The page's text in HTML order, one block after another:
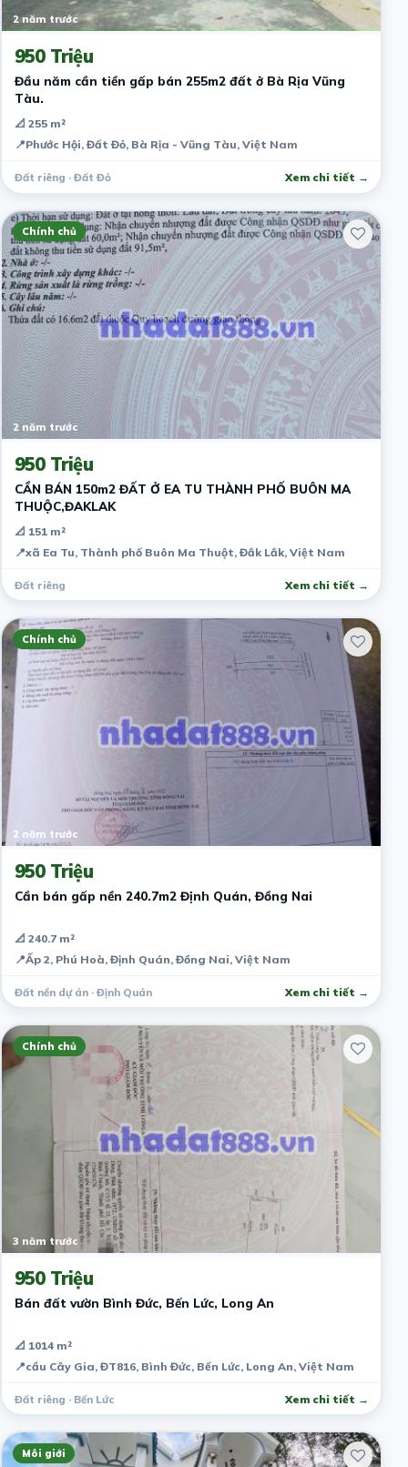
2 năm trước
950 Triệu
Đầu năm cần tiền gấp bán 255m2 đất ở Bà Rịa Vũng
Tàu.
📐 255 m²
📍Phước Hội, Đất Đỏ, Bà Rịa - Vũng Tàu, Việt Nam
Đất riêng · Đất Đỏ Xem chi tiết →
Chính chủ
2 năm trước
950 Triệu
CẦN BÁN 150m2 ĐẤT Ở EA TU THÀNH PHỐ BUÔN MA
THUỘC,ĐAKLAK
📐 151 m²
📍xã Ea Tu, Thành phố Buôn Ma Thuột, Đắk Lắk, Việt Nam
Đất riêng Xem chi tiết →
Chính chủ
2 năm trước
950 Triệu
Cần bán gấp nền 240.7m2 Định Quán, Đồng Nai
📐 240.7 m²
📍Ấp 2, Phú Hoà, Định Quán, Đồng Nai, Việt Nam
Đất nền dự án · Định Quán Xem chi tiết →
Chính chủ
3 năm trước
950 Triệu
Bán đất vườn Bình Đức, Bến Lức, Long An
📐 1014 m²
📍cầu Cây Gia, ĐT816, Bình Đức, Bến Lức, Long An, Việt Nam
Đất riêng · Bến Lức Xem chi tiết →
Môi giới